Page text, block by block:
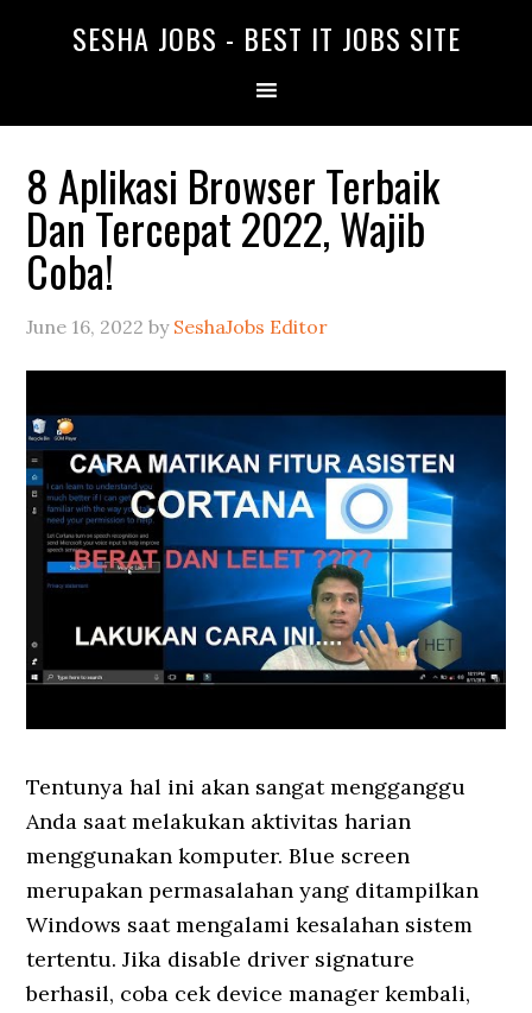
SESHA JOBS - BEST IT JOBS SITE
8 Aplikasi Browser Terbaik
Dan Tercepat 2022, Wajib
Coba!
June 16, 2022 by SeshaJobs Editor
Tentunya hal ini akan sangat mengganggu
Anda saat melakukan aktivitas harian
menggunakan komputer. Blue screen
merupakan permasalahan yang ditampilkan
Windows saat mengalami kesalahan sistem
tertentu. Jika disable driver signature
berhasil, coba cek device manager kembali,